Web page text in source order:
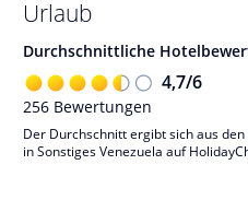
Urlaub
Durchschnittliche
4,7/6
256 Bewertungen
Der Durchschnitt ergibt sich aus
in Sonstiges Venezuela auf